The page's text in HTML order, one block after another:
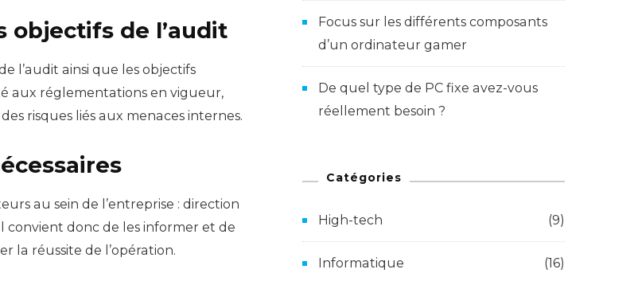
objectifs de l’audit
l’audit ainsi que les objectifs
aux réglementations en vigueur,
risques liés aux menaces internes.
au sein de l’entreprise : direction
convient donc de les informer et de
la réussite de l’opération.
Focus sur les différents composants
d’un ordinateur gamer
De quel type de PC fixe avez-vous
réellement besoin ?
Catégories
High-tech (9)
Informatique (16)